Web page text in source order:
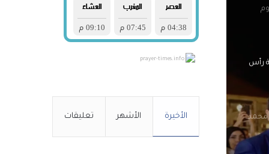
رأس
محمد
prayer-times.info
الأخيرة الأشهر تعليقات